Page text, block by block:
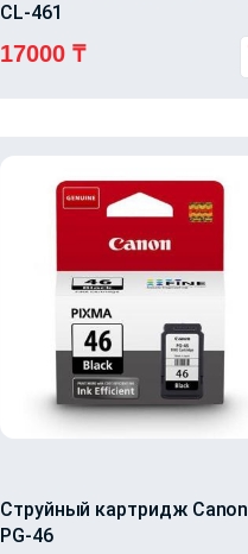
CL-461
17000 ₸
Струйный картридж Canon
PG-46